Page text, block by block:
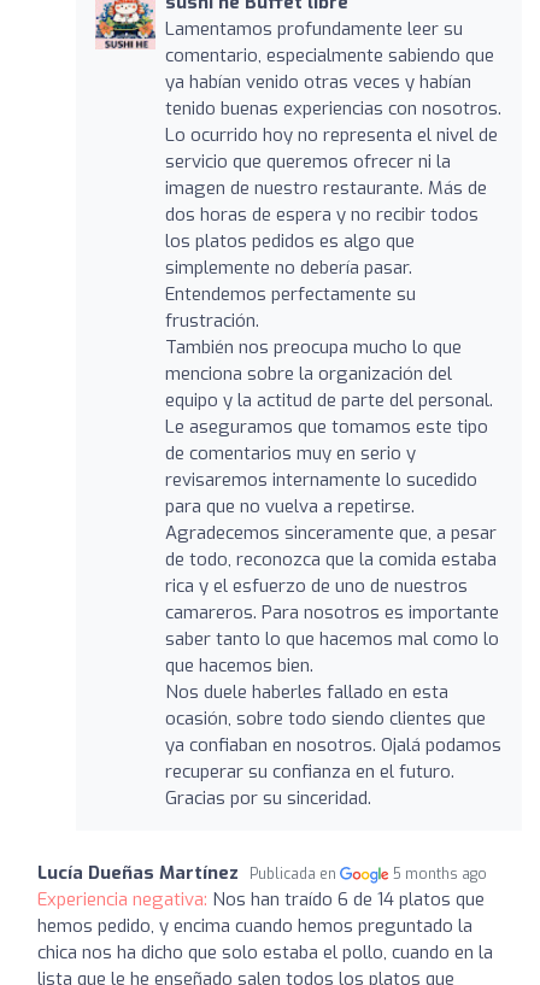
Lamentamos profundamente leer su
comentario, especialmente sabiendo que
ya habían venido otras veces y habían
tenido buenas experiencias con nosotros.
Lo ocurrido hoy no representa el nivel de
servicio que queremos ofrecer ni la
imagen de nuestro restaurante. Más de
dos horas de espera y no recibir todos
los platos pedidos es algo que
simplemente no debería pasar.
Entendemos perfectamente su
frustración.
También nos preocupa mucho lo que
menciona sobre la organización del
equipo y la actitud de parte del personal.
Le aseguramos que tomamos este tipo
de comentarios muy en serio y
revisaremos internamente lo sucedido
para que no vuelva a repetirse.
Agradecemos sinceramente que, a pesar
de todo, reconozca que la comida estaba
rica y el esfuerzo de uno de nuestros
camareros. Para nosotros es importante
saber tanto lo que hacemos mal como lo
que hacemos bien.
Nos duele haberles fallado en esta
ocasión, sobre todo siendo clientes que
ya confiaban en nosotros. Ojalá podamos
recuperar su confianza en el futuro.
Gracias por su sinceridad.
Lucía Dueñas Martínez Publicada en 5 months ago
Experiencia negativa: Nos han traído 6 de 14 platos que
hemos pedido, y encima cuando hemos preguntado la
chica nos ha dicho que solo estaba el pollo, cuando en la
lista que le he enseñado salen todos los platos que